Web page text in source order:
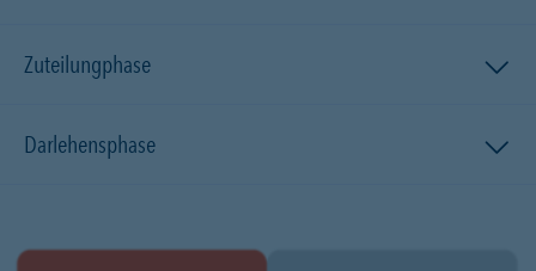
Zuteilungphase
Darlehensphase